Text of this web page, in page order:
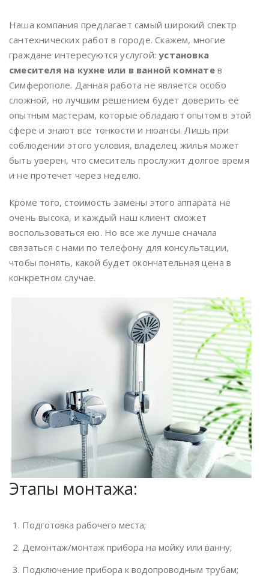
Наша компания предлагает самый широкий спектр
сантехнических работ в городе. Скажем, многие
граждане интересуются услугой:установка
смесителя на кухне или в ванной комнатев
Симферополе. Данная работа не является особо
сложной, но лучшим решением будет доверить её
опытным мастерам, которые обладают опытом в этой
сфере и знают все тонкости и нюансы. Лишь при
соблюдении этого условия, владелец жилья может
быть уверен, что смеситель прослужит долгое время
и не протечет через неделю.
Кроме того, стоимость замены этого аппарата не
очень высока, и каждый наш клиент сможет
воспользоваться ею. Но все же лучше сначала
связаться с нами по телефону для консультации,
чтобы понять, какой будет окончательная цена в
конкретном случае.
Этапы монтажа:
Подготовка рабочего места;
Демонтаж/монтаж прибора на мойку или ванну;
Подключение прибора к водопроводным трубам;